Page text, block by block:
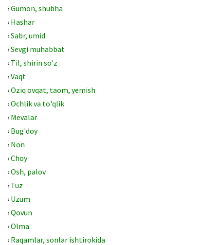
›Gumon, shubha
› Hashar
›Sabr, umid
›Sevgi muhabbat
› Til, shirin so'z
›Vaqt
›Oziq ovqat, taom, yemish
›Ochlik va to'qlik
› Mevalar
› Bug'doy
› Non
›Choy
›Osh, palov
› Tuz
› Uzum
›Qovun
›Olma
› Raqamlar, sonlar ishtirokida